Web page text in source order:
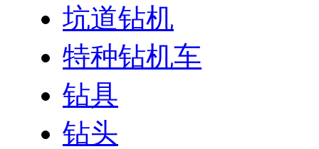
坑道钻机
特种钻机车
钻具
钻头